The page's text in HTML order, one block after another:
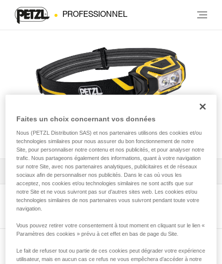
PROFESSIONNEL
ARIA® 2
Télécharger la notice technique (PDF)
Technical Notice
Voir la page produit
Abonnez-vous à la newsletter
Faites un choix concernant vos données
Nous (PETZL Distribution SAS) et nos partenaires utilisons des cookies et/ou
technologies similaires pour nous assurer du bon fonctionnement de notre
Site, pour personnaliser notre contenu et nos publicités, et pour analyser notre
trafic. Nous partageons également des informations, quant à votre navigation
sur notre Site, avec nos partenaires analytiques, publicitaires et de réseaux
sociaux afin de personnaliser nos publicités. Dans le cas où vous les
acceptez, nos cookies et/ou technologies similaires ne sont actifs que sur
notre Site et ne vous suivront pas sur d’autres sites web. Les cookies et/ou
technologies similaires de nos partenaires vous suivront pendant toute votre
navigation.
Vous pouvez retirer votre consentement à tout moment en cliquant sur le lien «
Paramètres des cookies » prévu à cet effet en bas de page du Site.
Le fait de refuser tout ou partie de ces cookies peut dégrader votre expérience
utilisateur, mais en aucun cas ce refus ne vous empêchera d’accéder à notre